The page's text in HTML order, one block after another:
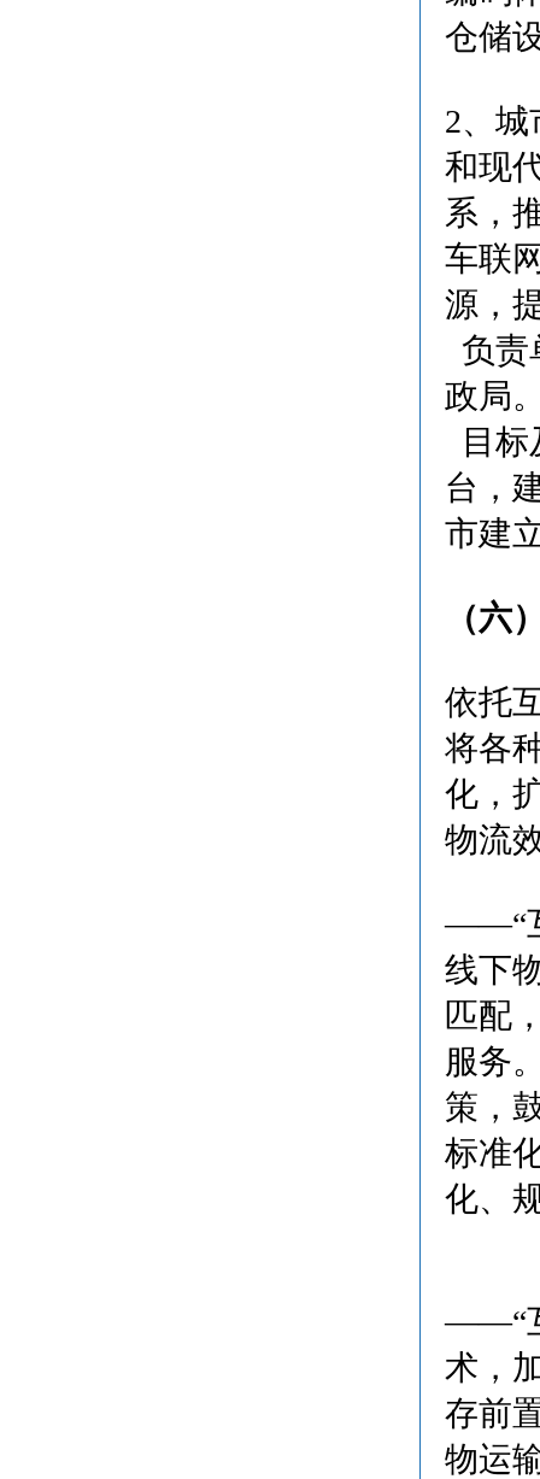
仓储
2、
和现
系，
车联
源，
负责
政局
目标
台，
市建
（六
依托
将各
化，
物流
——“
线下
匹配
服务
策，
标准
化、
——“
术，
存前
物运